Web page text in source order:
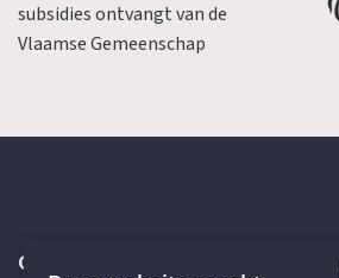
subsidies ontvangt van de
Vlaamse Gemeenschap
Contactgegevens